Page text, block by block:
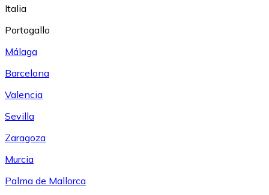
Italia
Portogallo
Málaga
Barcelona
Valencia
Sevilla
Zaragoza
Murcia
Palma de Mallorca